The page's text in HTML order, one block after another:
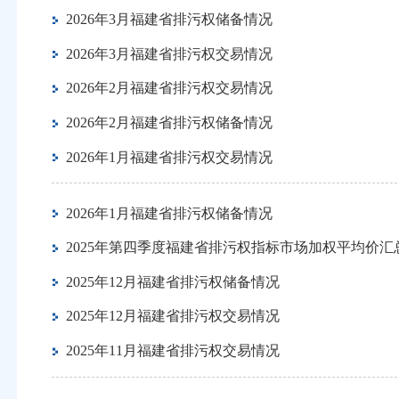
2026年3月福建省排污权储备情况
2026年3月福建省排污权交易情况
2026年2月福建省排污权交易情况
2026年2月福建省排污权储备情况
2026年1月福建省排污权交易情况
2026年1月福建省排污权储备情况
2025年第四季度福建省排污权指标市场加权平均价汇
2025年12月福建省排污权储备情况
2025年12月福建省排污权交易情况
2025年11月福建省排污权交易情况